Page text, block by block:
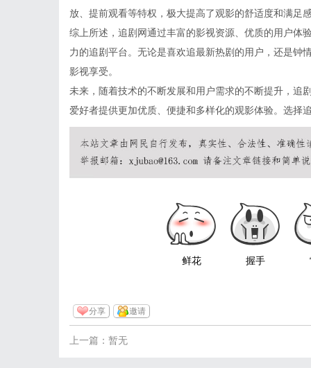
放、提前观看等特权，极大提高了观影的舒适度和满足
综上所述，追剧网通过丰富的影视资源、优质的用户体
力的追剧平台。无论是喜欢追最新热剧的用户，还是钟
影视享受。
未来，随着技术的不断发展和用户需求的不断提升，追
爱好者提供更加优质、便捷和多样化的观影体验。选择
鲜花 握手
分享 邀请
上一篇：暂无